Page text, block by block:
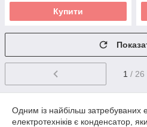
Купити
1 / 26
Одним із найбільш затребуваних
електротехніків є конденсатор,